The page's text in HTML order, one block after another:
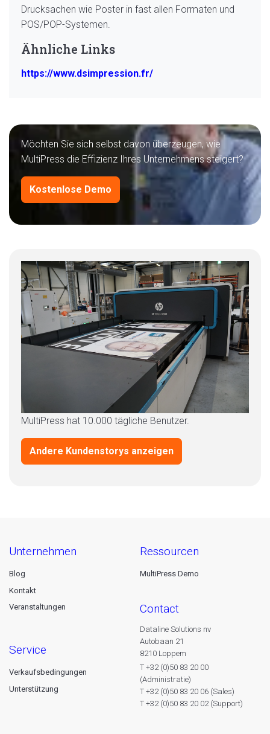
Drucksachen wie Poster in fast allen Formaten und
POS/POP-Systemen.
Ähnliche Links
https://www.dsimpression.fr/
Möchten Sie sich selbst davon überzeugen, wie
MultiPress die Effizienz Ihres Unternehmens steigert?
Kostenlose Demo
MultiPress hat 10.000 tägliche Benutzer.
Andere Kundenstorys anzeigen
unternehmen
Blog
Kontakt
Veranstaltungen
service
Verkaufsbedingungen
Unterstützung
ressourcen
MultiPress Demo
contact
Dataline Solutions nv
Autobaan 21
8210 Loppem
T +32 (0)50 83 20 00
(Administratie)
T +32 (0)50 83 20 06 (Sales)
T +32 (0)50 83 20 02 (Support)